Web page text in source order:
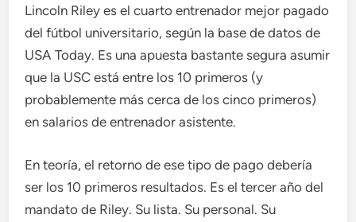
Lincoln Riley es el cuarto entrenador mejor pagado
del fútbol universitario, según la base de datos de
USA Today. Es una apuesta bastante segura asumir
que la USC está entre los 10 primeros (y
probablemente más cerca de los cinco primeros)
en salarios de entrenador asistente.
En teoría, el retorno de ese tipo de pago debería
ser los 10 primeros resultados. Es el tercer año del
mandato de Riley. Su lista. Su personal. Su